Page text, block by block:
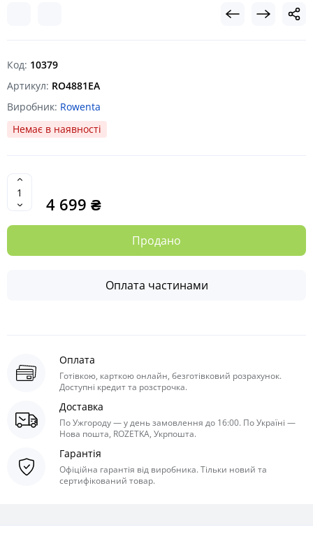
Код: 10379
Артикул: RO4881EA
Виробник: Rowenta
Немає в наявності
4 699 ₴
Продано
Оплата частинами
Оплата
Готівкою, карткою онлайн, безготівковий розрахунок.
Доступні кредит та розстрочка.
Доставка
По Ужгороду — у день замовлення до 16:00. По Україні —
Нова пошта, ROZETKA, Укрпошта.
Гарантія
Офіційна гарантія від виробника. Тільки новий та
сертифікований товар.